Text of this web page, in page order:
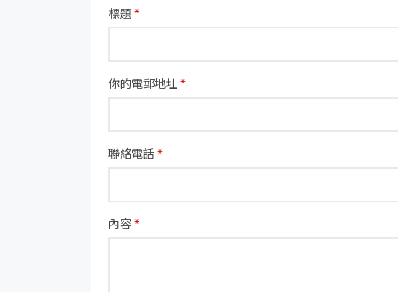
標題 *
你的電郵地址 *
聯絡電話 *
內容*